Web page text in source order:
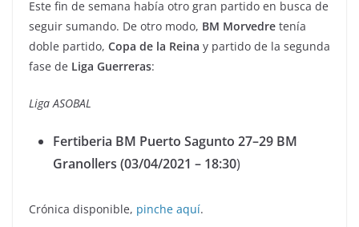
Este fin de semana había otro gran partido en busca de
seguir sumando. De otro modo, BM Morvedre tenía
doble partido, Copa de la Reina y partido de la segunda
fase de Liga Guerreras:
Liga ASOBAL
Fertiberia BM Puerto Sagunto 27–29 BM
Granollers (03/04/2021 – 18:30)
Crónica disponible, pinche aquí.